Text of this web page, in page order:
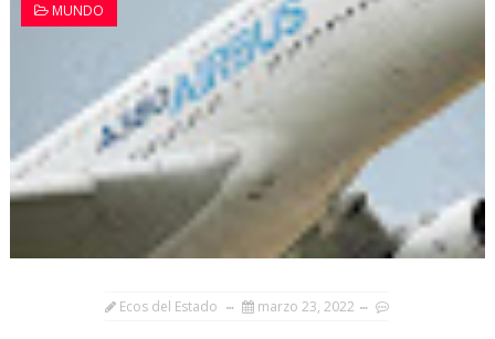
MUNDO
Ecos del Estado marzo 23, 2022